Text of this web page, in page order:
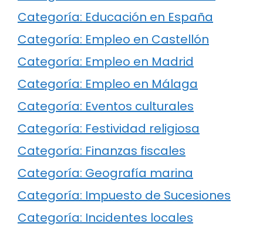
Categoría: Educación en España
Categoría: Empleo en Castellón
Categoría: Empleo en Madrid
Categoría: Empleo en Málaga
Categoría: Eventos culturales
Categoría: Festividad religiosa
Categoría: Finanzas fiscales
Categoría: Geografía marina
Categoría: Impuesto de Sucesiones
Categoría: Incidentes locales